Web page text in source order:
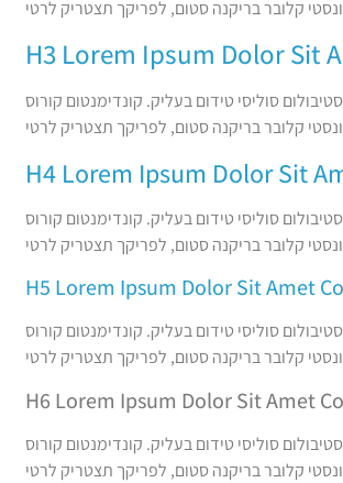
H3 Lorem Ipsum Dolor Sit
סוליסי טידום בעליק. קונדימנטום קורוס
H4 Lorem Ipsum Dolor Sit
סוליסי טידום בעליק. קונדימנטום קורוס
H5 Lorem Ipsum Dolor Sit Amet
סוליסי טידום בעליק. קונדימנטום קורוס
H6 Lorem Ipsum Dolor Sit Amet
סוליסי טידום בעליק. קונדימנטום קורוס